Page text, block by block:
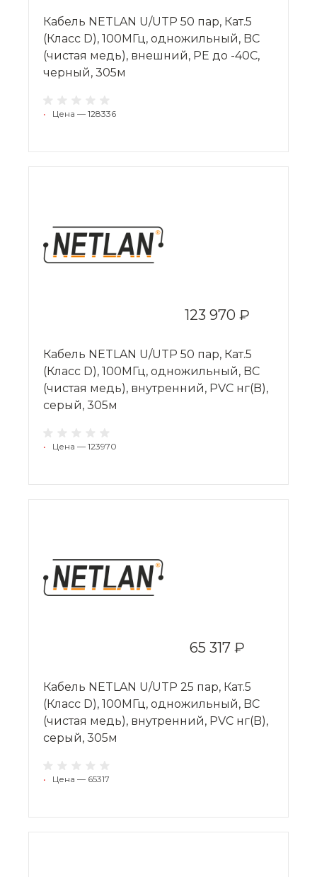
Кабель NETLAN U/UTP 50 пар, Кат.5
(Класс D), 100МГц, одножильный, BC
(чистая медь), внешний, PE до -40C,
черный, 305м
• Цена — 128336
123 970 ₽
Кабель NETLAN U/UTP 50 пар, Кат.5
(Класс D), 100МГц, одножильный, BC
(чистая медь), внутренний, PVC нг(B),
серый, 305м
• Цена — 123970
65 317 ₽
Кабель NETLAN U/UTP 25 пар, Кат.5
(Класс D), 100МГц, одножильный, BC
(чистая медь), внутренний, PVC нг(B),
серый, 305м
• Цена — 65317